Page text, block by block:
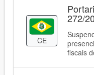
CE
272/
fiscais